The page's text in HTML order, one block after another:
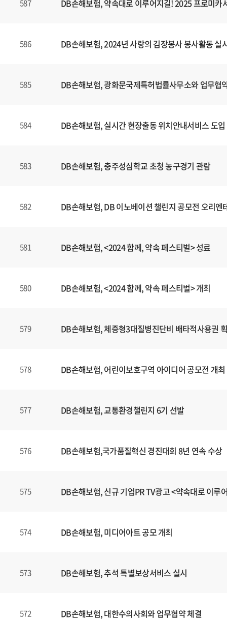
587 DB손해보험, 약속대로 이루어지길! 2025 프로미카
586 DB손해보험, 2024년 사랑의 김장봉사 봉사활동 실
585 DB손해보험, 광화문국제특허법률사무소와 업무협
584 DB손해보험, 실시간 현장출동 위치안내서비스 도입
583 DB손해보험, 충주성심학교 초청 농구경기 관람
582 DB손해보험, DB 이노베이션 챌린지 공모전 오리엔
581 DB손해보험, <2024 함께, 약속 페스티벌> 성료
580 DB손해보험, <2024 함께, 약속 페스티벌> 개최
579 DB손해보험, 체증형3대질병진단비 배타적사용권
578 DB손해보험, 어린이보호구역 아이디어 공모전 개최
577 DB손해보험, 교통환경챌린지 6기 선발
576 DB손해보험,국가품질혁신 경진대회 8년 연속 수상
575 DB손해보험, 신규 기업PR TV광고 <약속대로 이루
574 DB손해보험, 미디어아트 공모 개최
573 DB손해보험, 추석 특별보상서비스 실시
572 DB손해보험, 대한수의사회와 업무협약 체결